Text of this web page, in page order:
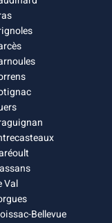
Val
Bellevue